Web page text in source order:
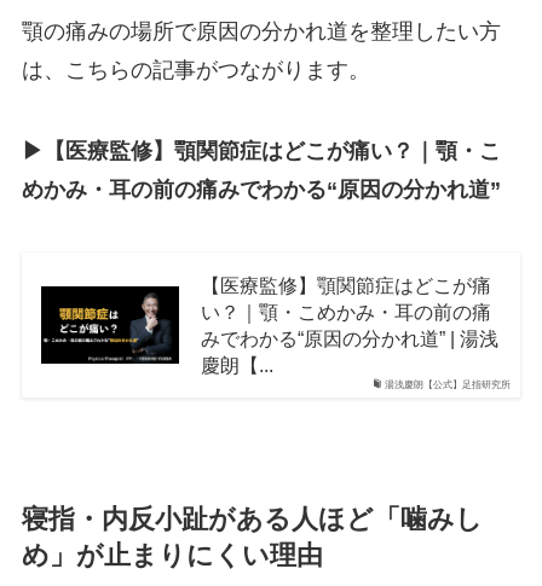
顎の痛みの場所で原因の分かれ道を整理したい方
は、こちらの記事がつながります。
▶︎【医療監修】顎関節症はどこが痛い？｜顎・こ
めかみ・耳の前の痛みでわかる“原因の分かれ道”
湯浅慶朗【公式】足指研究所
【医療監修】顎関節症はどこが痛
い？｜顎・こめかみ・耳の前の痛
みでわかる“原因の分かれ道” | 湯浅
慶朗【...
寝指・内反小趾がある人ほど「噛みし
め」が止まりにくい理由